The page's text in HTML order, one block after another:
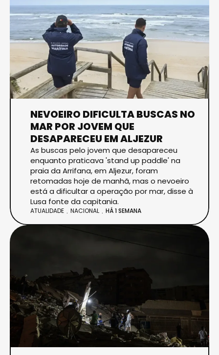
NEVOEIRO DIFICULTA BUSCAS NO
MAR POR JOVEM QUE
DESAPARECEU EM ALJEZUR
As buscas pelo jovem que desapareceu
enquanto praticava 'stand up paddle' na
praia da Arrifana, em Aljezur, foram
retomadas hoje de manhã, mas o nevoeiro
está a dificultar a operação por mar, disse à
Lusa fonte da capitania.
ATUALIDADE NACIONAL HÁ 1 SEMANA